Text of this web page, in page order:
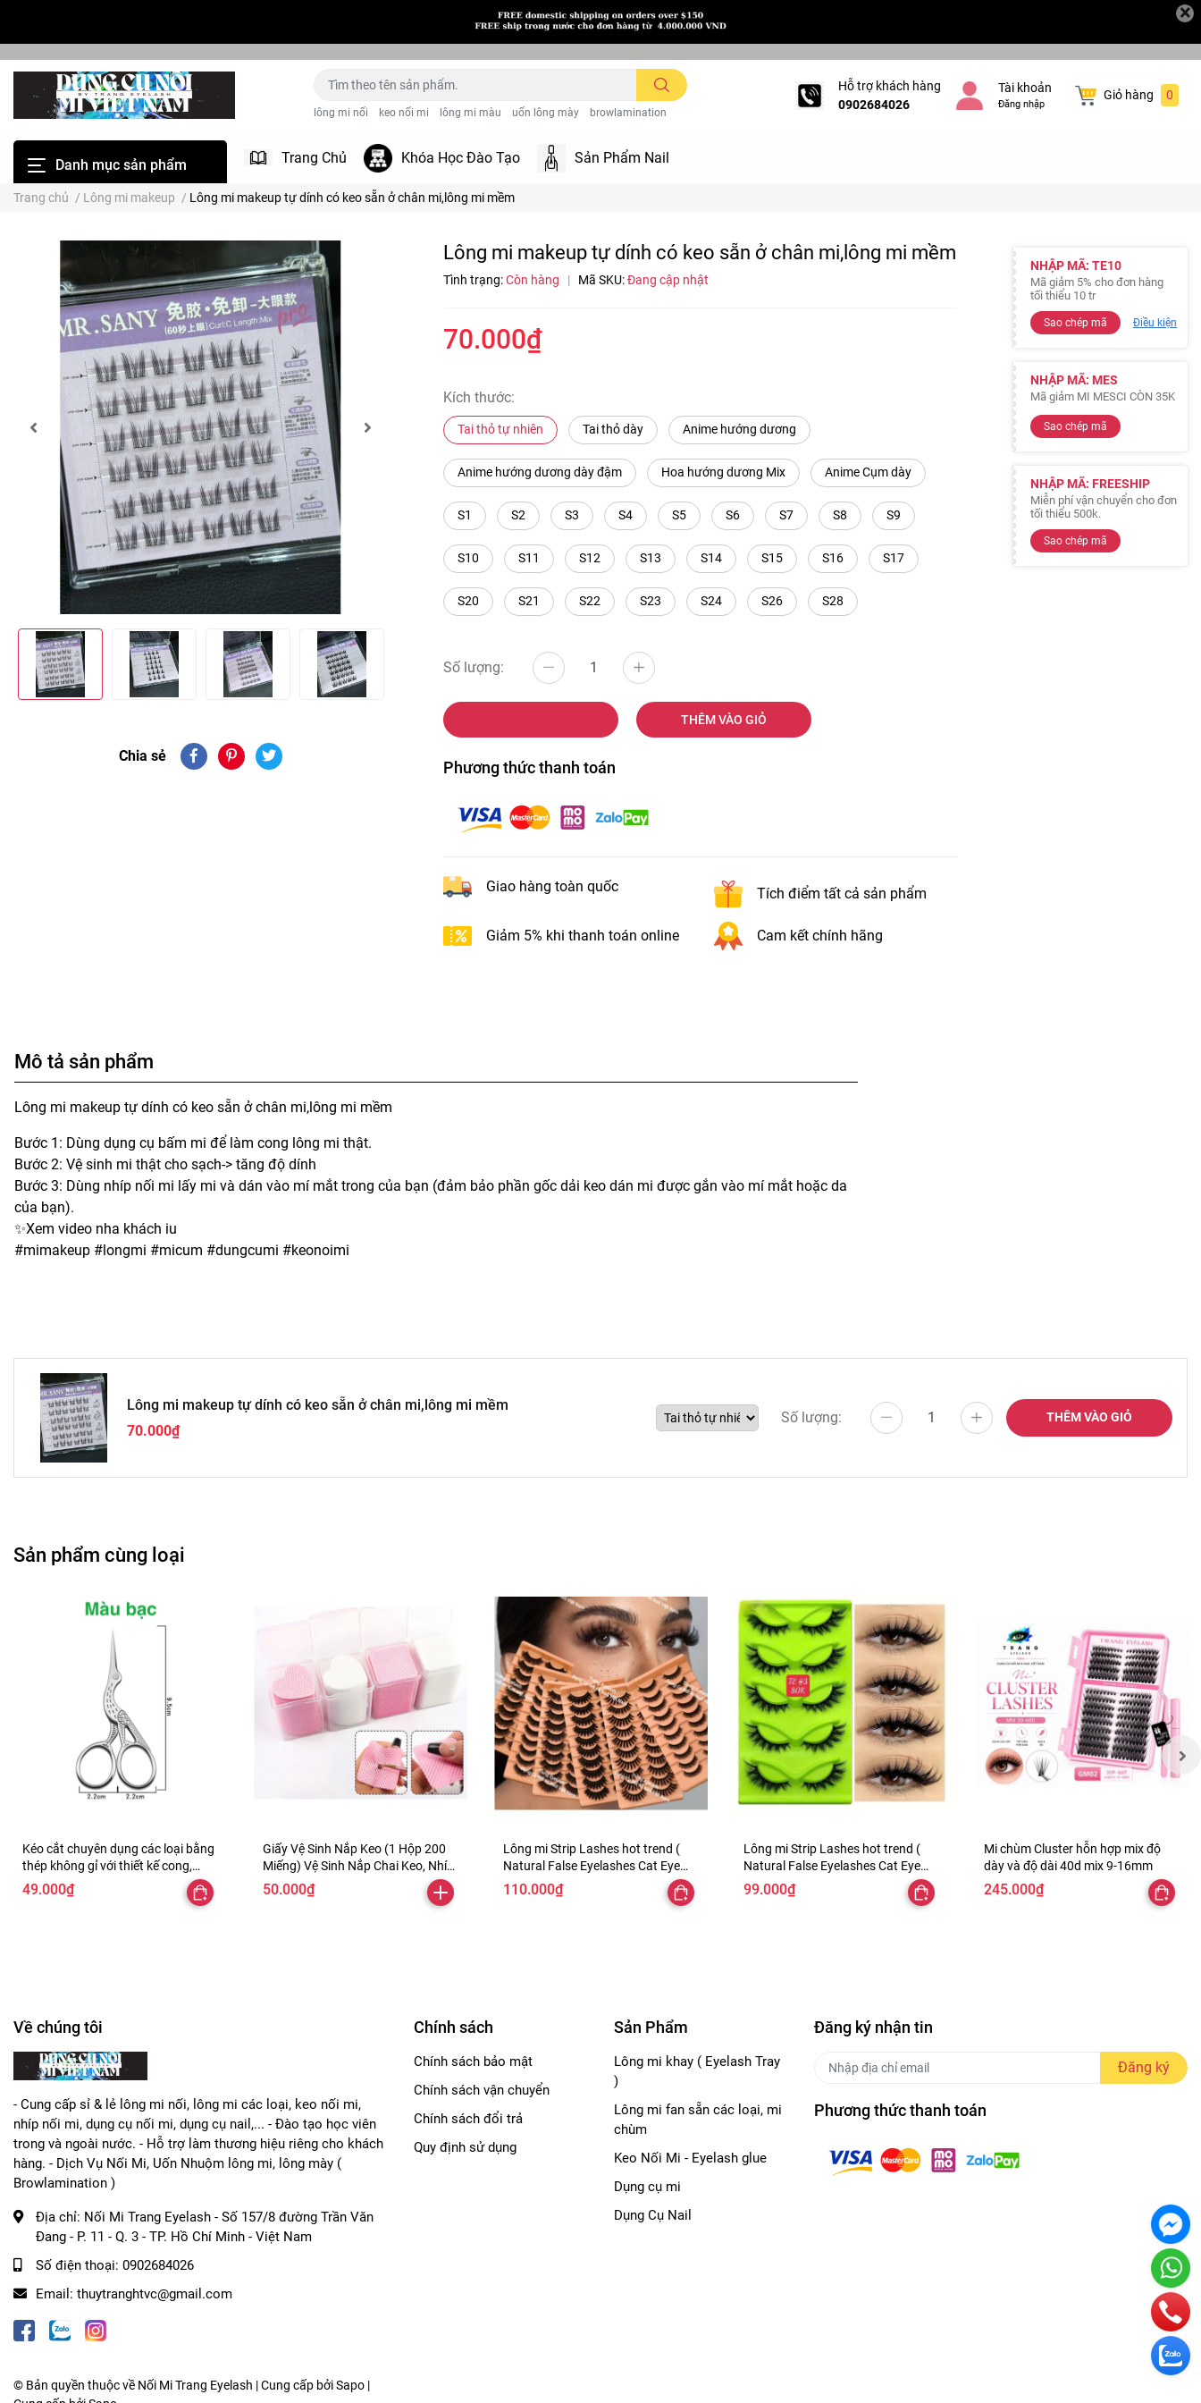
×
lông mi nối keo nối mi lông mi màu uốn lông mày browlamination
Hỗ trợ khách hàng
0902684026
Tài khoản
Đăng nhập
Giỏ hàng 0
Danh mục sản phẩm Trang Chủ Khóa Học Đào Tạo Sản Phẩm Nail
Trang chủ / Lông mi makeup / Lông mi makeup tự dính có keo sẵn ở chân mi,lông mi mềm
Chia sẻ
Lông mi makeup tự dính có keo sẵn ở chân mi,lông mi mềm
Tình trạng:Còn hàng | Mã SKU:Đang cập nhật
70.000₫
Kích thước:
Tai thỏ tự nhiên Tai thỏ dày Anime hướng dương
Anime hướng dương dày đậm Hoa hướng dương Mix Anime Cụm dày
S1 S2 S3 S4 S5 S6 S7 S8 S9
S10 S11 S12 S13 S14 S15 S16 S17
S20 S21 S22 S23 S24 S26 S28
Số lượng:
THÊM VÀO GIỎ
Phương thức thanh toán
Giao hàng toàn quốc Tích điểm tất cả sản phẩm
Giảm 5% khi thanh toán online Cam kết chính hãng
NHẬP MÃ: TE10
Mã giảm 5% cho đơn hàng
tối thiểu 10 tr
Sao chép mã Điều kiện
NHẬP MÃ: MES
Mã giảm MI MESCI CÒN 35K
Sao chép mã
NHẬP MÃ: FREESHIP
Miễn phí vận chuyển cho đơn
tối thiểu 500k.
Sao chép mã
Mô tả sản phẩm
Lông mi makeup tự dính có keo sẵn ở chân mi,lông mi mềm
Bước 1: Dùng dụng cụ bấm mi để làm cong lông mi thật.
Bước 2: Vệ sinh mi thật cho sạch-> tăng độ dính
Bước 3: Dùng nhíp nối mi lấy mi và dán vào mí mắt trong của bạn (đảm bảo phần gốc dải keo dán mi được gắn vào mí mắt hoặc da
của bạn).
✨Xem video nha khách iu
#mimakeup #longmi #micum #dungcumi #keonoimi
Lông mi makeup tự dính có keo sẵn ở chân mi,lông mi mềm
70.000₫
Số lượng: THÊM VÀO GIỎ
Sản phẩm cùng loại
Kéo cắt chuyên dụng các loại bằng
thép không gỉ với thiết kế cong,
tròn. hình chim hạc, tỉa chân mày,
49.000₫
Giấy Vệ Sinh Nắp Keo (1 Hộp 200
Miếng) Vệ Sinh Nắp Chai Keo, Nhíp
Bị Bẩn, dùng trong nail cũng được
50.000₫
Lông mi Strip Lashes hot trend (
Natural False Eyelashes Cat Eye
Lashes Strips Invisible Band Fake
Mink Strip Lash Wispy Thin Clear
110.000₫
Lông mi Strip Lashes hot trend (
Natural False Eyelashes Cat Eye
Lashes Strips Invisible Band Fake
Mink Strip Lash Wispy Thin Clear
99.000₫
Mi chùm Cluster hỗn hợp mix độ
dày và độ dài 40d mix 9-16mm
245.000₫
Về chúng tôi
- Cung cấp sỉ & lẻ lông mi nối, lông mi các loại, keo nối mi,
nhíp nối mi, dụng cụ nối mi, dụng cụ nail,... - Đào tạo học viên
trong và ngoài nước. - Hỗ trợ làm thương hiệu riêng cho khách
hàng. - Dịch Vụ Nối Mi, Uốn Nhuộm lông mi, lông mày (
Browlamination )
Địa chỉ: Nối Mi Trang Eyelash - Số 157/8 đường Trần Văn
Đang - P. 11 - Q. 3 - TP. Hồ Chí Minh - Việt Nam
Số điện thoại: 0902684026
Email: thuytranghtvc@gmail.com
Chính sách
Chính sách bảo mật
Chính sách vận chuyển
Chính sách đổi trả
Quy định sử dụng
Sản Phẩm
Lông mi khay ( Eyelash Tray
)
Lông mi fan sẵn các loại, mi
chùm
Keo Nối Mi - Eyelash glue
Dụng cụ mi
Dụng Cụ Nail
Đăng ký nhận tin
Đăng ký
Phương thức thanh toán
© Bản quyền thuộc về Nối Mi Trang Eyelash | Cung cấp bởi Sapo |